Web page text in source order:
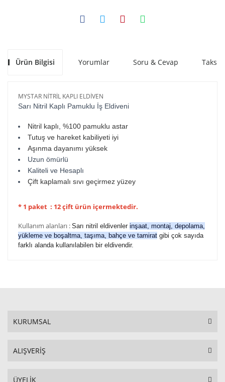
Ürün Bilgisi Yorumlar Soru & Cevap Taksit
MYSTAR NİTRİL KAPLI ELDİVEN
Sarı Nitril Kaplı Pamuklu İş Eldiveni
Nitril kaplı, %100 pamuklu astar
Tutuş ve hareket kabiliyeti iyi
Aşınma dayanımı yüksek
Uzun ömürlü
Kaliteli ve Hesaplı
Çift kaplamalı sıvı geçirmez yüzey
* 1 paket : 12 çift ürün içermektedir.
Kullanım alanları : Sarı nitril eldivenler inşaat, montaj, depolama,
yükleme ve boşaltma, taşıma, bahçe ve tamirat gibi çok sayıda
farklı alanda kullanılabilen bir eldivendir.
KURUMSAL
ALIŞVERİŞ
ÜYELİK